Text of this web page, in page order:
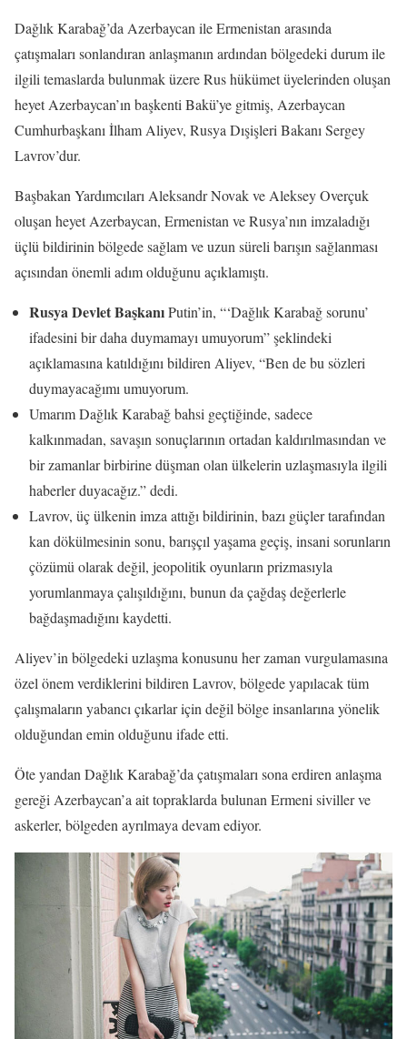
Dağlık Karabağ’da Azerbaycan ile Ermenistan arasında
çatışmaları sonlandıran anlaşmanın ardından bölgedeki durum ile
ilgili temaslarda bulunmak üzere Rus hükümet üyelerinden oluşan
heyet Azerbaycan’ın başkenti Bakü’ye gitmiş, Azerbaycan
Cumhurbaşkanı İlham Aliyev, Rusya Dışişleri Bakanı Sergey
Lavrov’dur.
Başbakan Yardımcıları Aleksandr Novak ve Aleksey Overçuk
oluşan heyet Azerbaycan, Ermenistan ve Rusya’nın imzaladığı
üçlü bildirinin bölgede sağlam ve uzun süreli barışın sağlanması
açısından önemli adım olduğunu açıklamıştı.
Rusya Devlet BaşkanıPutin’in, “‘Dağlık Karabağ sorunu’
ifadesini bir daha duymamayı umuyorum” şeklindeki
açıklamasına katıldığını bildiren Aliyev, “Ben de bu sözleri
duymayacağımı umuyorum.
Umarım Dağlık Karabağ bahsi geçtiğinde, sadece
kalkınmadan, savaşın sonuçlarının ortadan kaldırılmasından ve
bir zamanlar birbirine düşman olan ülkelerin uzlaşmasıyla ilgili
haberler duyacağız.” dedi.
Lavrov, üç ülkenin imza attığı bildirinin, bazı güçler tarafından
kan dökülmesinin sonu, barışçıl yaşama geçiş, insani sorunların
çözümü olarak değil, jeopolitik oyunların prizmasıyla
yorumlanmaya çalışıldığını, bunun da çağdaş değerlerle
bağdaşmadığını kaydetti.
Aliyev’in bölgedeki uzlaşma konusunu her zaman vurgulamasına
özel önem verdiklerini bildiren Lavrov, bölgede yapılacak tüm
çalışmaların yabancı çıkarlar için değil bölge insanlarına yönelik
olduğundan emin olduğunu ifade etti.
Öte yandan Dağlık Karabağ’da çatışmaları sona erdiren anlaşma
gereği Azerbaycan’a ait topraklarda bulunan Ermeni siviller ve
askerler, bölgeden ayrılmaya devam ediyor.